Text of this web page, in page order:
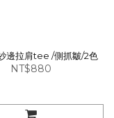
邊拉肩tee /側抓皺/2色
NT$880